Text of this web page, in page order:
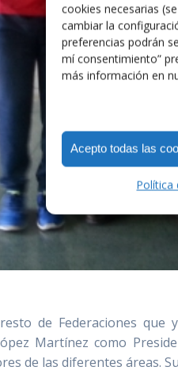
cookies necesarias
cambiar la
preferencias podrán
mí consentimiento”
más información en
Acepto todas las
Política
de Federaciones que
Martínez como
de las diferentes áreas.